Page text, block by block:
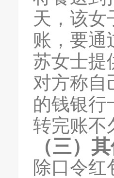
天，该女
账，要通
苏女士提
对方称自
的钱银行
转完账不
（三）
除口令红